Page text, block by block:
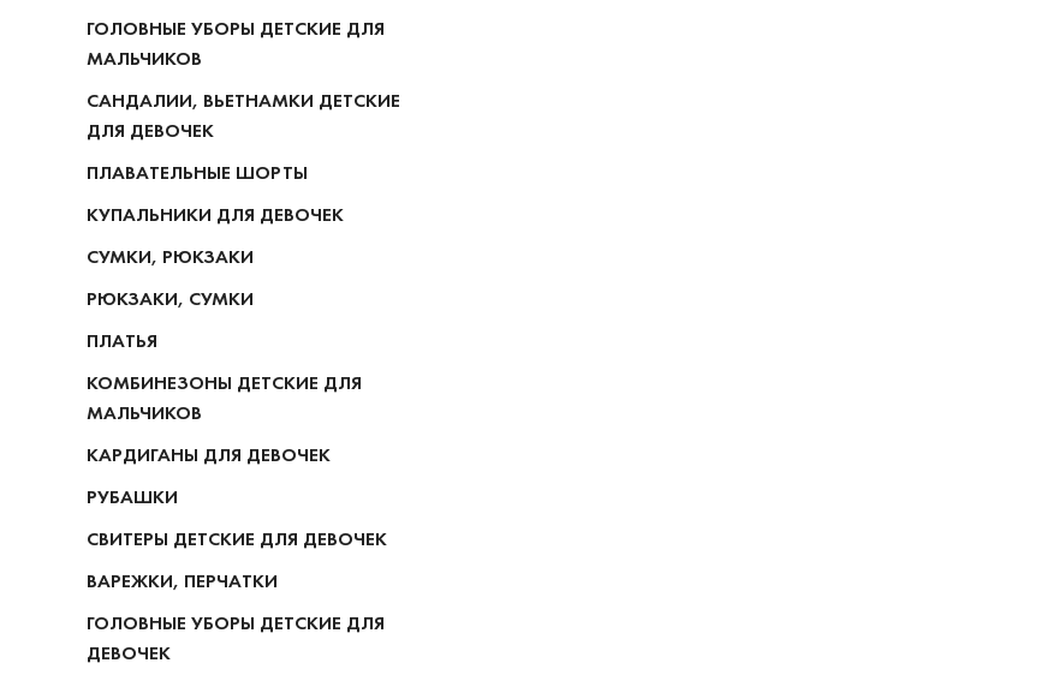
ГОЛОВНЫЕ УБОРЫ ДЕТСКИЕ ДЛЯ
МАЛЬЧИКОВ
САНДАЛИИ, ВЬЕТНАМКИ ДЕТСКИЕ
ДЛЯ ДЕВОЧЕК
ПЛАВАТЕЛЬНЫЕ ШОРТЫ
КУПАЛЬНИКИ ДЛЯ ДЕВОЧЕК
СУМКИ, РЮКЗАКИ
РЮКЗАКИ, СУМКИ
ПЛАТЬЯ
КОМБИНЕЗОНЫ ДЕТСКИЕ ДЛЯ
МАЛЬЧИКОВ
КАРДИГАНЫ ДЛЯ ДЕВОЧЕК
РУБАШКИ
СВИТЕРЫ ДЕТСКИЕ ДЛЯ ДЕВОЧЕК
ВАРЕЖКИ, ПЕРЧАТКИ
ГОЛОВНЫЕ УБОРЫ ДЕТСКИЕ ДЛЯ
ДЕВОЧЕК